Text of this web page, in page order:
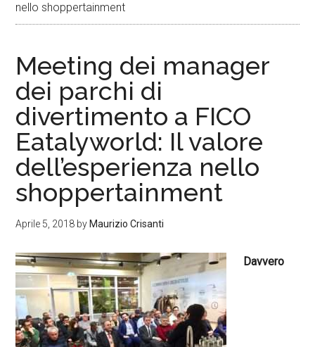
nello shoppertainment
Meeting dei manager
dei parchi di
divertimento a FICO
Eatalyworld: Il valore
dell’esperienza nello
shoppertainment
Aprile 5, 2018 by Maurizio Crisanti
Davvero